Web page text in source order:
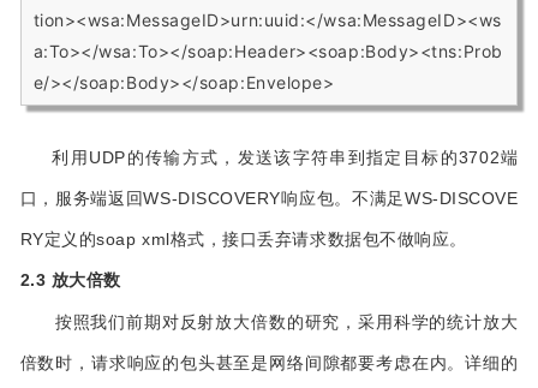
tion><wsa:MessageID>urn:uuid:</wsa:MessageID><ws
a:To></wsa:To></soap:Header><soap:Body><tns:Prob
e/></soap:Body></soap:Envelope>
利用UDP的传输方式，发送该字符串到指定目标的3702端
口，服务端返回WS-DISCOVERY响应包。不满足WS-DISCOVE
RY定义的soap xml格式，接口丢弃请求数据包不做响应。
2.3 放大倍数
按照我们前期对反射放大倍数的研究，采用科学的统计放大
倍数时，请求响应的包头甚至是网络间隙都要考虑在内。详细的